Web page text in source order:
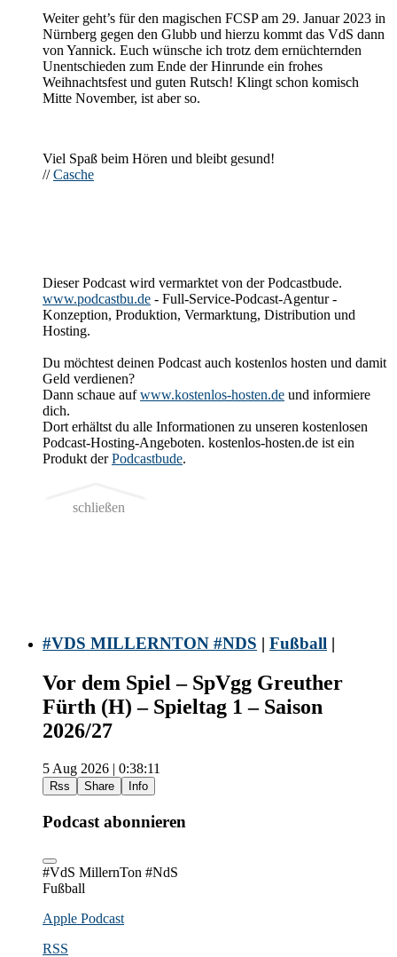
Weiter geht’s für den magischen FCSP am 29. Januar 2023 in
Nürnberg gegen den Glubb und hierzu kommt das VdS dann
von Yannick. Euch wünsche ich trotz dem ernüchternden
Unentschieden zum Ende der Hinrunde ein frohes
Weihnachtsfest und guten Rutsch! Klingt schon komisch
Mitte November, ist aber so.
Viel Spaß beim Hören und bleibt gesund!
//Casche
Dieser Podcast wird vermarktet von der Podcastbude.
www.podcastbu.de - Full-Service-Podcast-Agentur -
Konzeption, Produktion, Vermarktung, Distribution und
Hosting.
Du möchtest deinen Podcast auch kostenlos hosten und damit
Geld verdienen?
Dann schaue aufwww.kostenlos-hosten.de und informiere
dich.
Dort erhältst du alle Informationen zu unseren kostenlosen
Podcast-Hosting-Angeboten. kostenlos-hosten.de ist ein
Produkt derPodcastbude.
schließen
#VDS MILLERNTON #NDS | Fußball |
Vor dem Spiel – SpVgg Greuther
Fürth (H) – Spieltag 1 – Saison
2026/27
5 Aug 2026 | 0:38:11
Rss Share Info
Podcast abonnieren
#VdS MillernTon #NdS
Fußball
Apple Podcast
RSS